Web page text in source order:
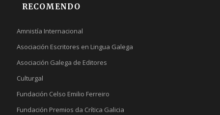
RECOMENDO
Amnistía Internacional
Asociación Escritores en Lingua Galega
Asociación Galega de Editores
Culturgal
Fundación Celso Emilio Ferreiro
Fundación Premios da Crítica Galicia